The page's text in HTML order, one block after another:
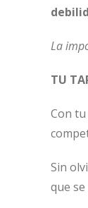
La
TU
Con
Sin
que